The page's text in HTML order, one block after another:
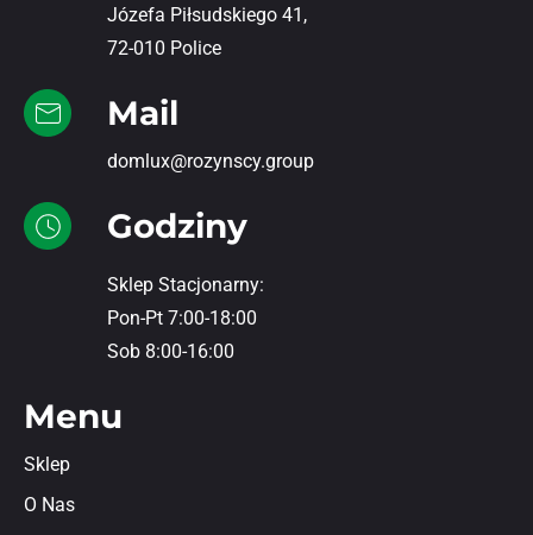
Józefa Piłsudskiego 41,
72-010 Police
Mail
domlux@rozynscy.group
Godziny
Sklep Stacjonarny:
Pon-Pt 7:00-18:00
Sob 8:00-16:00
Menu
Sklep
O Nas